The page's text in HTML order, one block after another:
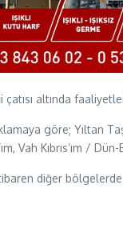
çatısı altında
göre; Yıltan
Vah Kıbrıs’ım /
diğer